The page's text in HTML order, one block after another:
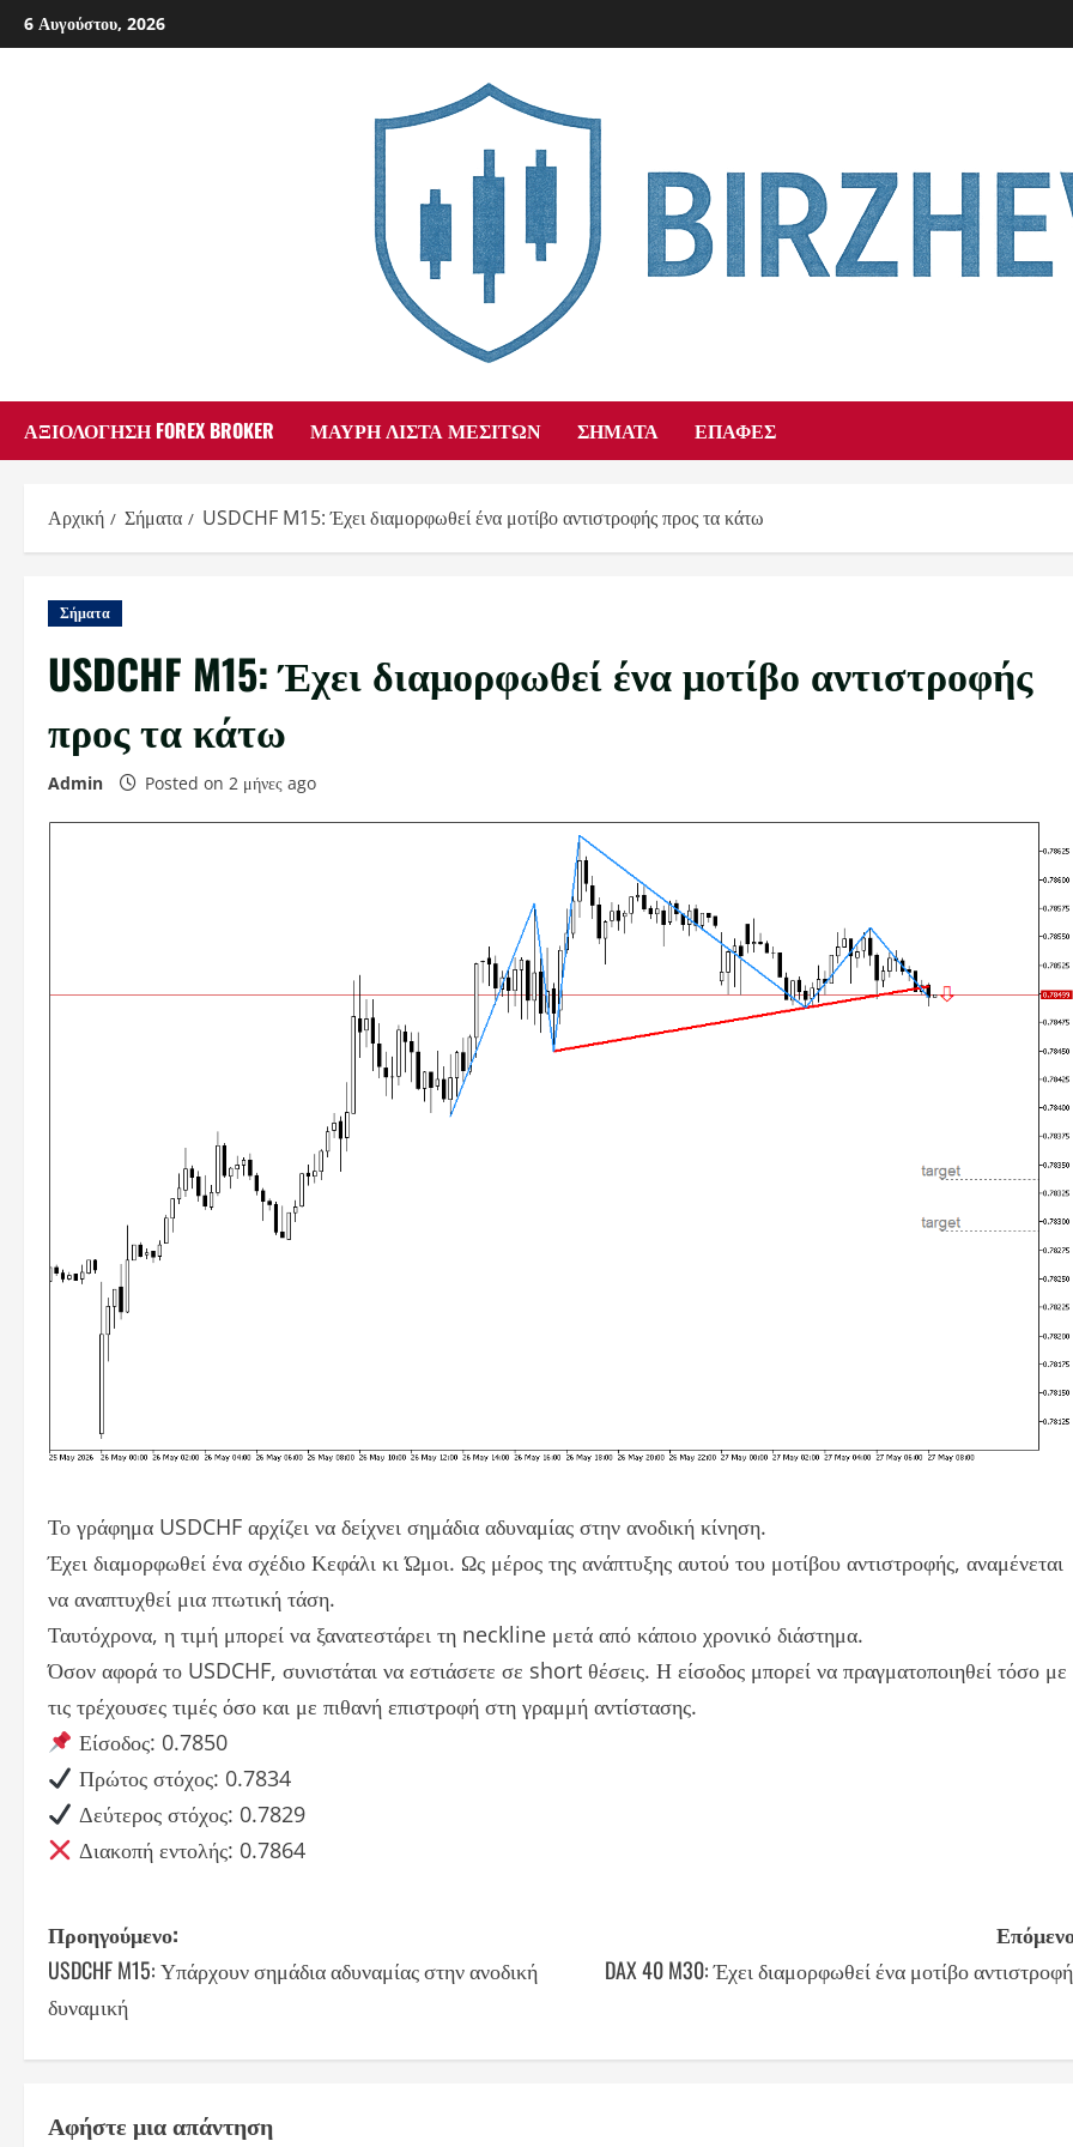
Skip
to
6 Αυγούστου, 2026
ΑΞΙΟΛΌΓΗΣΗ FOREX BROKER ΜΑΎΡΗ ΛΊΣΤΑ ΜΕΣΙΤΏΝ ΣΉΜΑΤΑ ΕΠΑΦΈΣ
Αρχική Σήματα USDCHF M15: Έχει διαμορφωθεί ένα μοτίβο αντιστροφής προς τα κάτω
Σήματα
USDCHF M15: Έχει διαμορφωθεί ένα μοτίβο αντιστροφής
προς τα κάτω
Admin Posted on 2 μήνες ago
Το γράφημα USDCHF αρχίζει να δείχνει σημάδια αδυναμίας στην ανοδική κίνηση.
Έχει διαμορφωθεί ένα σχέδιο Κεφάλι κι Ώμοι. Ως μέρος της ανάπτυξης αυτού του μοτίβου αντιστροφής, αναμένεται
να αναπτυχθεί μια πτωτική τάση.
Ταυτόχρονα, η τιμή μπορεί να ξανατεστάρει τη neckline μετά από κάποιο χρονικό διάστημα.
Όσον αφορά το USDCHF, συνιστάται να εστιάσετε σε short θέσεις. Η είσοδος μπορεί να πραγματοποιηθεί τόσο με
τις τρέχουσες τιμές όσο και με πιθανή επιστροφή στη γραμμή αντίστασης.
Είσοδος: 0.7850
Πρώτος στόχος: 0.7834
Δεύτερος στόχος: 0.7829
Διακοπή εντολής: 0.7864
P
o
Προηγούμενο:
USDCHF M15: Υπάρχουν σημάδια αδυναμίας στην ανοδική
δυναμική
DAX 40 M30: Έχει διαμορφωθεί ένα μοτίβο
Αφήστε μια απάντηση